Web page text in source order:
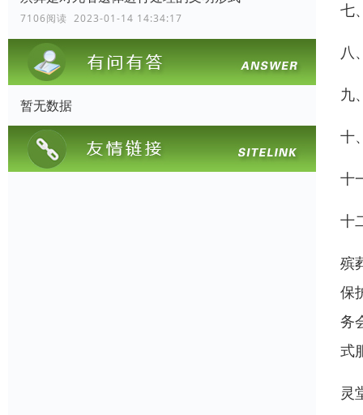
7106阅读 2023-01-14 14:34:17
暂无数据
七
八
九
十
十
十
殡
保
务
式
灵